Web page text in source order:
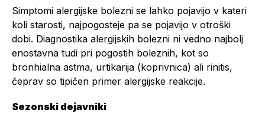
Simptomi alergijske bolezni se lahko pojavijo v kateri
koli starosti, najpogosteje pa se pojavijo v otroški
dobi. Diagnostika alergijskih bolezni ni vedno najbolj
enostavna tudi pri pogostih boleznih, kot so
bronhialna astma, urtikarija (koprivnica) ali rinitis,
čeprav so tipičen primer alergijske reakcije.
Sezonski dejavniki